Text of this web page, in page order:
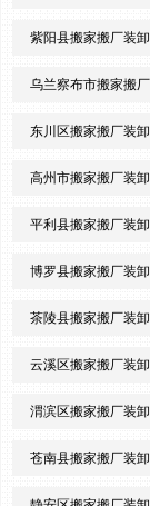
紫阳县搬家搬厂装
乌兰察布市搬家搬
东川区搬家搬厂装
高州市搬家搬厂装
平利县搬家搬厂装
博罗县搬家搬厂装
茶陵县搬家搬厂装
云溪区搬家搬厂装
渭滨区搬家搬厂装
苍南县搬家搬厂装